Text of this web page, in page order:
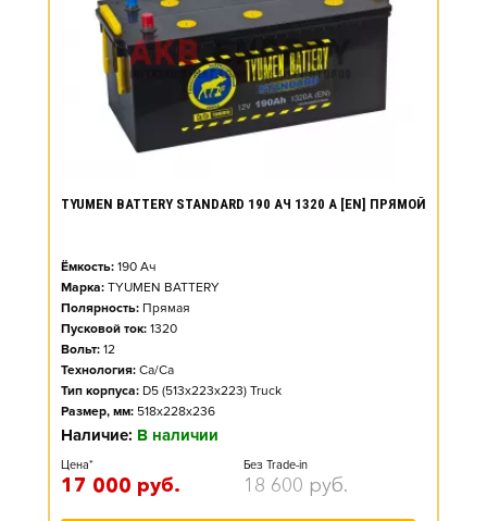
TYUMEN BATTERY STANDARD 190 АЧ 1320 А [EN] ПРЯМОЙ
Ёмкость: 190 Ач
Марка: TYUMEN BATTERY
Полярность: Прямая
Пусковой ток: 1320
Вольт: 12
Технология: Ca/Ca
Тип корпуса: D5 (513x223x223) Truck
Размер, мм: 518x228x236
Наличие: В наличии
Цена*
17 000 руб.
Без Trade-in
18 600 руб.